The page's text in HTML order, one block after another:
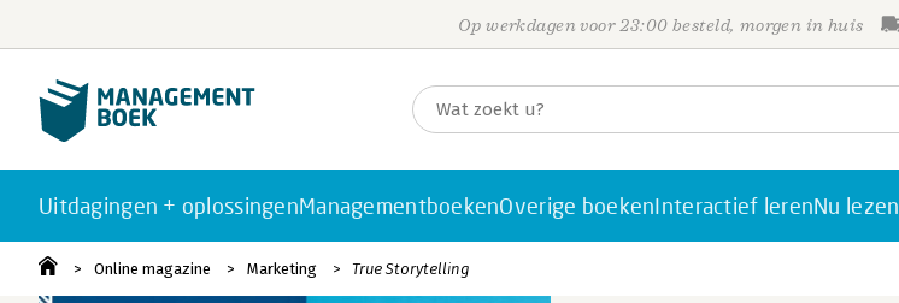
Op werkdagen voor 23:00 besteld, morgen in huis
Uitdagingen + oplossingenManagementboekenOverige boekenInteractief lerenNu lezen
Online magazine Marketing True Storytelling